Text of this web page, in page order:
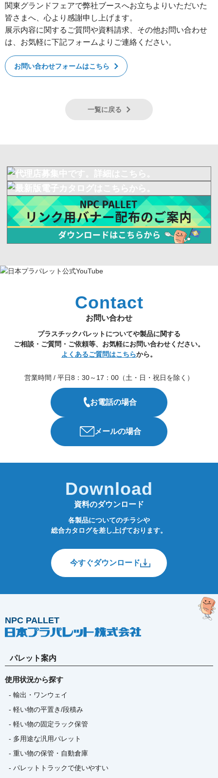
関東グランドフェアで弊社ブースへお立ちよりいただいた
皆さまへ、心より感謝申し上げます。
展示内容に関するご質問や資料請求、その他お問い合わせ
は、お気軽に下記フォームよりご連絡ください。
お問い合わせフォームはこちら
一覧に戻る
Contact
お問い合わせ
プラスチックパレットについてや製品に関する
ご相談・ご質問・ご依頼等、お気軽にお問い合わせください。
よくあるご質問はこちらから。
営業時間 / 平日8：30～17：00（土・日・祝日を除く）
お電話の場合
メールの場合
Download
資料のダウンロード
各製品についてのチラシや
総合カタログを差し上げております。
今すぐダウンロード
NPC PALLET
パレット案内
使用状況から探す
- 輸出・ワンウェイ
- 軽い物の平置き/段積み
- 軽い物の固定ラック保管
- 多用途な汎用パレット
- 重い物の保管・自動倉庫
- パレットトラックで使いやすい